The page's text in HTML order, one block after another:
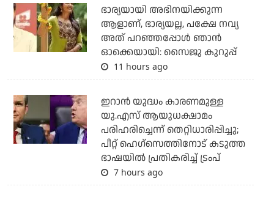
ഭാര്യയായി അഭിനയിക്കുന്ന
ആളാണ്, ഭാര്യയല്ല, പക്ഷേ നവ്യ
അത് പറഞ്ഞപ്പോള്‍ ഞാന്‍
ഓക്കെയായി: സൈജു കുറുപ്പ്
11 hours ago
ഇറാന്‍ യുദ്ധം കാരണമുള്ള
യു.എസ് ആയുധക്ഷാമം
പരിഹരിച്ചെന്ന് തെറ്റിധാരിപ്പിച്ചു;
പീറ്റ് ഹെഗ്‌സെത്തിനോട് കടുത്ത
ഭാഷയില്‍ പ്രതികരിച്ച് ട്രംപ്
7 hours ago